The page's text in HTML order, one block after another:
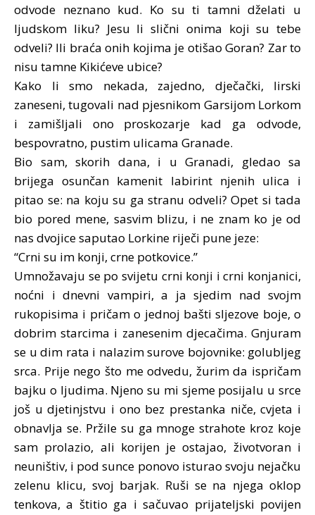
odvode neznano kud. Ko su ti tamni dželati u
ljudskom liku? Jesu li slični onima koji su tebe
odveli? Ili braća onih kojima je otišao Goran? Zar to
nisu tamne Kikićeve ubice?
Kako li smo nekada, zajedno, dječački, lirski
zaneseni, tugovali nad pjesnikom Garsijom Lorkom
i zamišljali ono proskozarje kad ga odvode,
bespovratno, pustim ulicama Granade.
Bio sam, skorih dana, i u Granadi, gledao sa
brijega osunčan kamenit labirint njenih ulica i
pitao se: na koju su ga stranu odveli? Opet si tada
bio pored mene, sasvim blizu, i ne znam ko je od
nas dvojice saputao Lorkine riječi pune jeze:
“Crni su im konji, crne potkovice.”
Umnožavaju se po svijetu crni konji i crni konjanici,
noćni i dnevni vampiri, a ja sjedim nad svojm
rukopisima i pričam o jednoj bašti sljezove boje, o
dobrim starcima i zanesenim djecačima. Gnjuram
se u dim rata i nalazim surove bojovnike: golubljeg
srca. Prije nego što me odvedu, žurim da ispričam
bajku o ljudima. Njeno su mi sjeme posijalu u srce
još u djetinjstvu i ono bez prestanka niče, cvjeta i
obnavlja se. Pržile su ga mnoge strahote kroz koje
sam prolazio, ali korijen je ostajao, životvoran i
neuništiv, i pod sunce ponovo isturao svoju nejačku
zelenu klicu, svoj barjak. Ruši se na njega oklop
tenkova, a štitio ga i sačuvao prijateljski povijen